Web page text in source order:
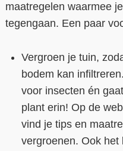
maatregelen waarmee
tegengaan. Een paar
Vergroen je tuin,
bodem kan
voor insecten én
plant erin! Op de
vind je tips en
vergroenen. Ook het